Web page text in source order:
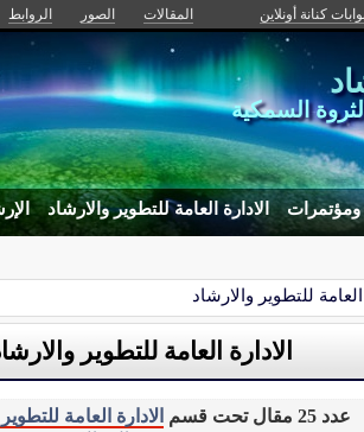
كنانة أونلاين المقالات الصور الروابط
الثروة السمكية
الادارة العامة للتطوير والارشاد
العامة للتطوير والارشاد
الادارة العامة للتطوير
عدد 25 مقال تحت قسم
الادارة العامة